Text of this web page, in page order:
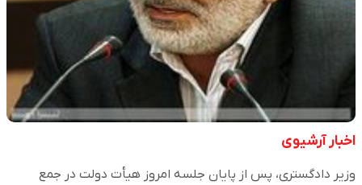
اخبار آرشیوی
وزیر دادگستری، پس از پایان جلسه امروز هیأت دولت در جمع